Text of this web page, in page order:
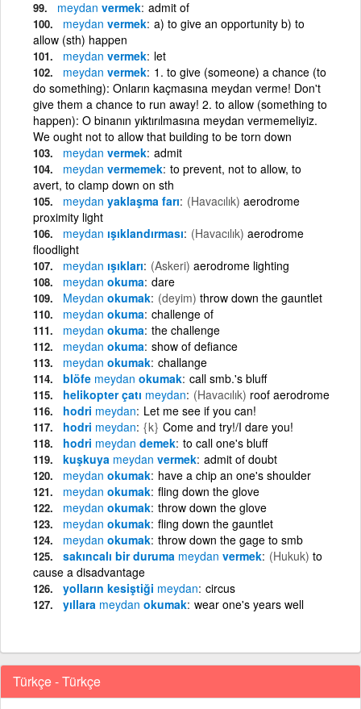
meydan vermek admit of
meydan vermek a) to give an opportunity b) to
allow (sth) happen
meydan vermek let
meydan vermek 1. to give (someone) a chance (to
do something): Onların kaçmasına meydan verme! Don't
give them a chance to run away! 2. to allow (something to
happen): O binanın yıktırılmasına meydan vermemeliyiz.
We ought not to allow that building to be torn down
meydan vermek admit
meydan vermemek to prevent, not to allow, to
avert, to clamp down on sth
meydan yaklaşma farı (Havacılık) aerodrome
proximity light
meydan ışıklandırması (Havacılık) aerodrome
floodlight
meydan ışıkları (Askeri) aerodrome lighting
meydan okuma dare
Meydan okumak (deyim) throw down the gauntlet
meydan okuma challenge of
meydan okuma the challenge
meydan okuma show of defiance
meydan okumak challange
blöfe meydan okumak call smb.'s bluff
helikopter çatı meydan (Havacılık) roof aerodrome
hodri meydan Let me see if you can!
hodri meydan {k} Come and try!/I dare you!
hodri meydan demek to call one's bluff
kuşkuya meydan vermek admit of doubt
meydan okumak have a chip an one's shoulder
meydan okumak fling down the glove
meydan okumak throw down the glove
meydan okumak fling down the gauntlet
meydan okumak throw down the gage to smb
sakıncalı bir duruma meydan vermek (Hukuk) to
cause a disadvantage
yolların kesiştiği meydan circus
yıllara meydan okumak wear one's years well
Türkçe - Türkçe